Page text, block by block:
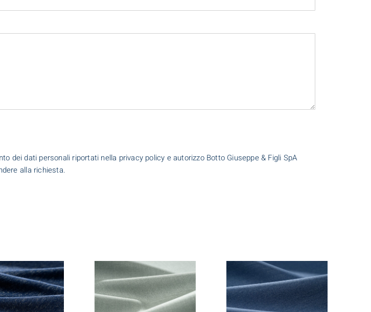
dei dati personali riportati nella privacy policy e autorizzo Botto Giuseppe & Figli SpA
alla richiesta.